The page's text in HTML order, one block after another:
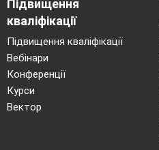
Підвищення
кваліфікації
Підвищення кваліфікації
Вебінари
Конференції
Курси
Вектор